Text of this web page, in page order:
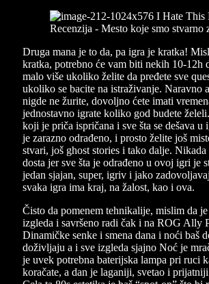
Druga mana je to da, pa igra je kratka!
kratka, potrebno će vam biti nekih 10-12h
malo više ukoliko želite da pređete sve
ukoliko se bacite na istraživanje. Naravno
nigde ne žurite, dovoljno ćete imati
jednostavno igrate koliko god budete
koji je priča ispričana i sve šta se dešava u
je zarazno odrađeno, i prosto želite još
stvari, još ghost stories i tako dalje. Nikada
dosta jer sve šta je odrađeno u ovoj igri je
jedan sjajan, super, igriv i jako
svaka igra ima kraj, na žalost, kao i ova.
Čisto da pomenem tehnikalije, mislim da
izgleda i savršeno radi čak i na ROG Ally
Dinamičke senke i smena dana i noći baš
doživljaju a i sve izgleda sjajno Noć je
je uvek potrebna baterijska lampa pri ruci
koračate, a dan je laganiji, svetao i